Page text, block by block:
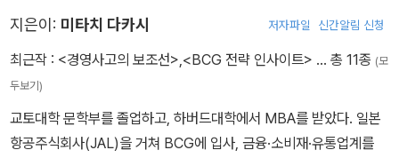
지은이: 미타치 다카시 저자파일 신간알림 신청
최근작 : <경영사고의 보조선>,<BCG 전략 인사이트> … 총 11종 (모
두보기)
교토대학 문학부를 졸업하고, 하버드대학에서 MBA를 받았다. 일본
항공주식회사(JAL)을 거쳐 BCG에 입사, 금융·소비재·유통업계를